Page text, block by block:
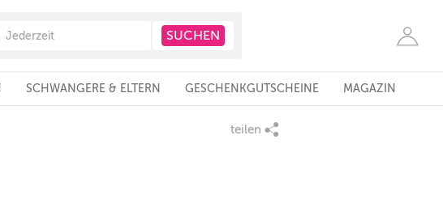
SCHWANGERE & ELTERN GESCHENKGUTSCHEINE MAGAZIN
teilen